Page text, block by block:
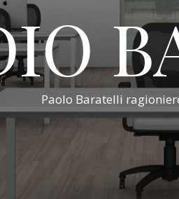
Paolo Baratelli